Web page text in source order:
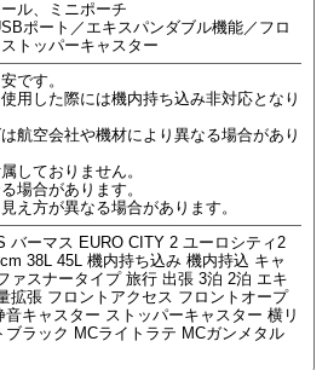
ル、ミニポーチ
ポート／エキスパンダブル機能／フロ
トッパーキャスター
です。
用した際には機内持ち込み非対応となり
航空会社や機材により異なる場合があり
しておりません。
場合があります。
え方が異なる場合があります。
バーマス EURO CITY 2 ユーロシティ2
38L 45L 機内持ち込み 機内持込 キャ
ァスナータイプ 旅行 出張 3泊 2泊 エキ
拡張 フロントアクセス フロントオープ
キャスター ストッパーキャスター 横リ
ラック MCライトラテ MCガンメタル